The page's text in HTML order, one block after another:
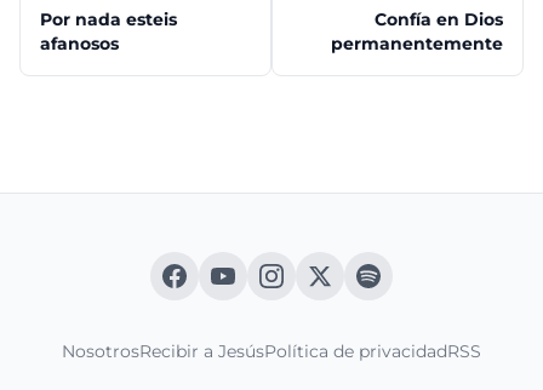
Por nada esteis
afanosos
Confía en Dios
permanentemente
NosotrosRecibir a JesúsPolítica de privacidadRSS